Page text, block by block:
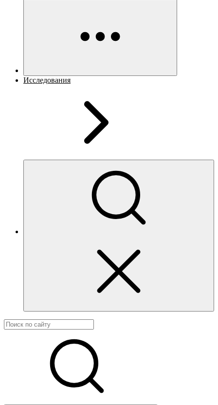
Исследования